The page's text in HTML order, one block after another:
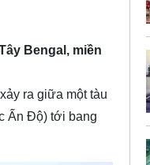
Bengal, miền
ra giữa một tàu
Ấn Độ) tới bang